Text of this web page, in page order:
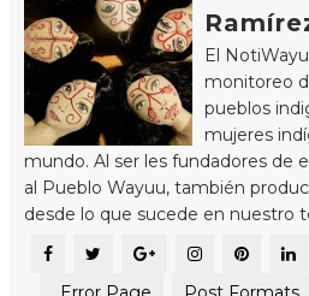
El
monitoreo
pueblos
mujeres
mundo. Al ser les fundadores de
al Pueblo Wayuu, también
desde lo que sucede en nuestro